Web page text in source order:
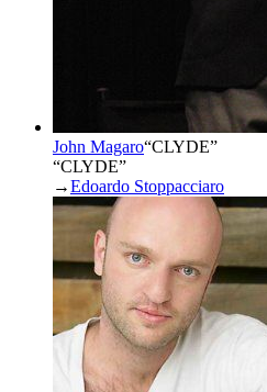
John Magaro“CLYDE”
“CLYDE”
→Edoardo Stoppacciaro